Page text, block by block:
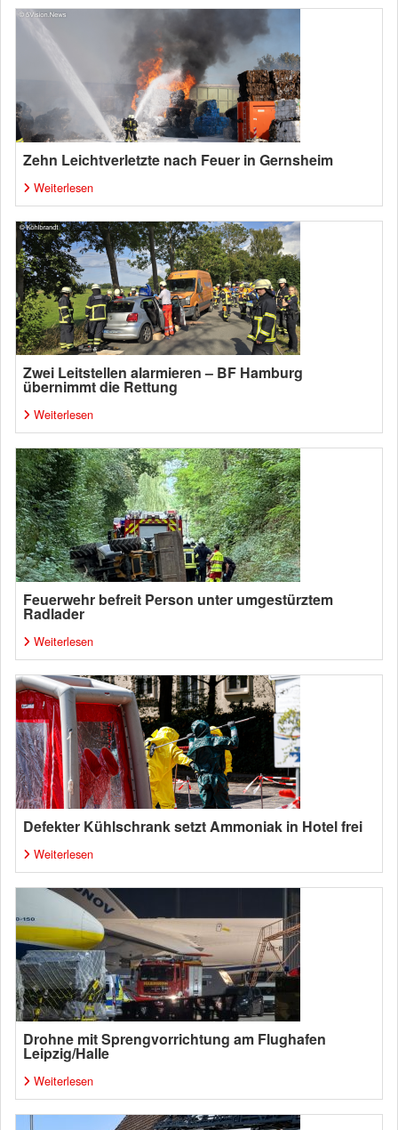
Zehn Leichtverletzte nach Feuer in Gernsheim
Weiterlesen
Zwei Leitstellen alarmieren – BF Hamburg
übernimmt die Rettung
Weiterlesen
Feuerwehr befreit Person unter umgestürztem
Radlader
Weiterlesen
Defekter Kühlschrank setzt Ammoniak in Hotel frei
Weiterlesen
Drohne mit Sprengvorrichtung am Flughafen
Leipzig/Halle
Weiterlesen